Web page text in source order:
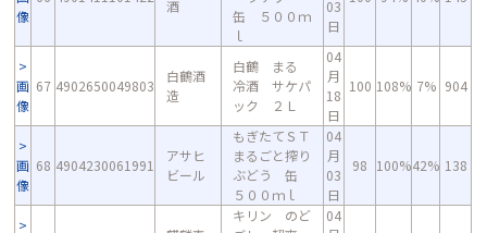
像
酒
缶 ５００ｍ
ｌ
03
日
画
像
67 4902650049803
白鶴酒
造
白鶴 まる
冷酒 サケパ
ック ２Ｌ
04
月
18
日
100 108% 7% 904
画
像
68 4904230061991
アサヒ
ビール
もぎたてＳＴ
まるごと搾り
ぶどう 缶
５００ｍｌ
04
月
03
日
98 100%42% 138
キリン のど
04